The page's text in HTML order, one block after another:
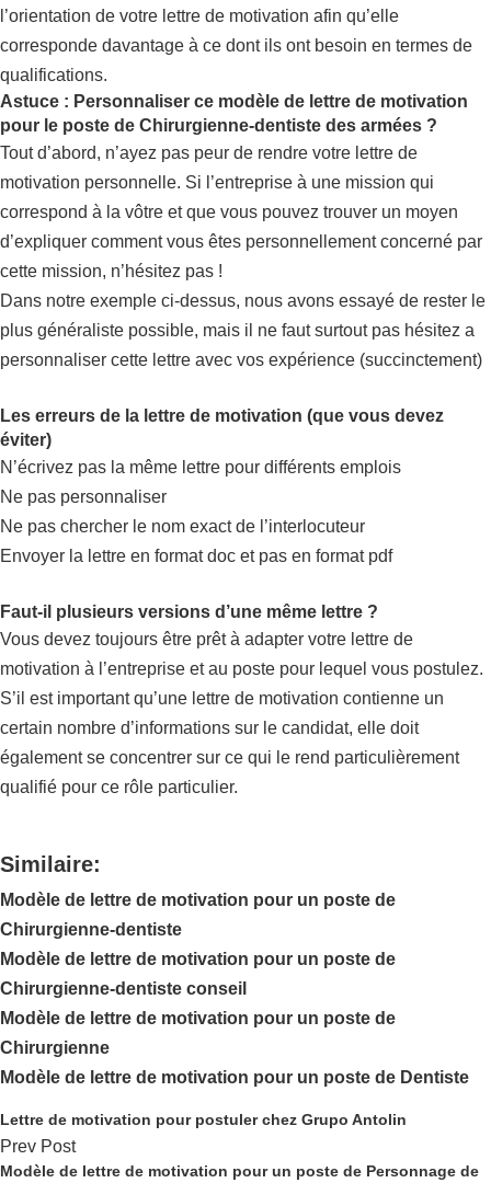
l’orientation de votre lettre de motivation afin qu’elle
corresponde davantage à ce dont ils ont besoin en termes de
qualifications.
Astuce : Personnaliser ce modèle de lettre de motivation
pour le poste de Chirurgienne-dentiste des armées ?
Tout d’abord, n’ayez pas peur de rendre votre lettre de
motivation personnelle. Si l’entreprise à une mission qui
correspond à la vôtre et que vous pouvez trouver un moyen
d’expliquer comment vous êtes personnellement concerné par
cette mission, n’hésitez pas !
Dans notre exemple ci-dessus, nous avons essayé de rester le
plus généraliste possible, mais il ne faut surtout pas hésitez a
personnaliser cette lettre avec vos expérience (succinctement)
Les erreurs de la lettre de motivation (que vous devez
éviter)
N’écrivez pas la même lettre pour différents emplois
Ne pas personnaliser
Ne pas chercher le nom exact de l’interlocuteur
Envoyer la lettre en format doc et pas en format pdf
Faut-il plusieurs versions d’une même lettre ?
Vous devez toujours être prêt à adapter votre lettre de
motivation à l’entreprise et au poste pour lequel vous postulez.
S’il est important qu’une lettre de motivation contienne un
certain nombre d’informations sur le candidat, elle doit
également se concentrer sur ce qui le rend particulièrement
qualifié pour ce rôle particulier.
Similaire:
Modèle de lettre de motivation pour un poste de
Chirurgienne-dentiste
Modèle de lettre de motivation pour un poste de
Chirurgienne-dentiste conseil
Modèle de lettre de motivation pour un poste de
Chirurgienne
Modèle de lettre de motivation pour un poste de Dentiste
Lettre de motivation pour postuler chez Grupo Antolin
Prev Post
Modèle de lettre de motivation pour un poste de Personnage de